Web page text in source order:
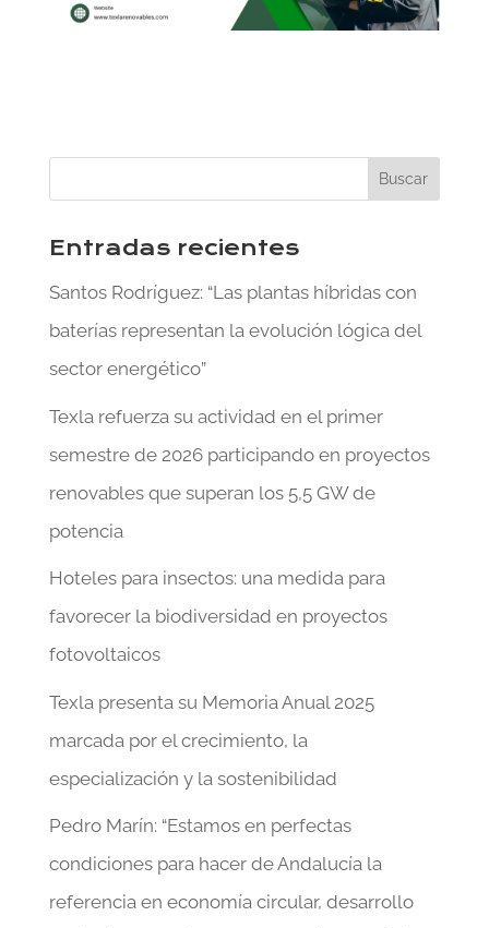
Entradas recientes
Santos Rodríguez: “Las plantas híbridas con
baterías representan la evolución lógica del
sector energético”
Texla refuerza su actividad en el primer
semestre de 2026 participando en proyectos
renovables que superan los 5,5 GW de
potencia
Hoteles para insectos: una medida para
favorecer la biodiversidad en proyectos
fotovoltaicos
Texla presenta su Memoria Anual 2025
marcada por el crecimiento, la
especialización y la sostenibilidad
Pedro Marín: “Estamos en perfectas
condiciones para hacer de Andalucía la
referencia en economía circular, desarrollo